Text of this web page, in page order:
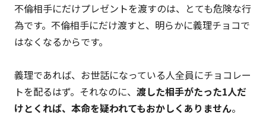
不倫相手にだけプレゼントを渡すのは、とても危険な行
為です。不倫相手にだけ渡すと、明らかに義理チョコで
はなくなるからです。
義理であれば、お世話になっている人全員にチョコレー
トを配るはず。それなのに、 渡した相手がたった1人だ
けとくれば、本命を疑われてもおかしくありません。